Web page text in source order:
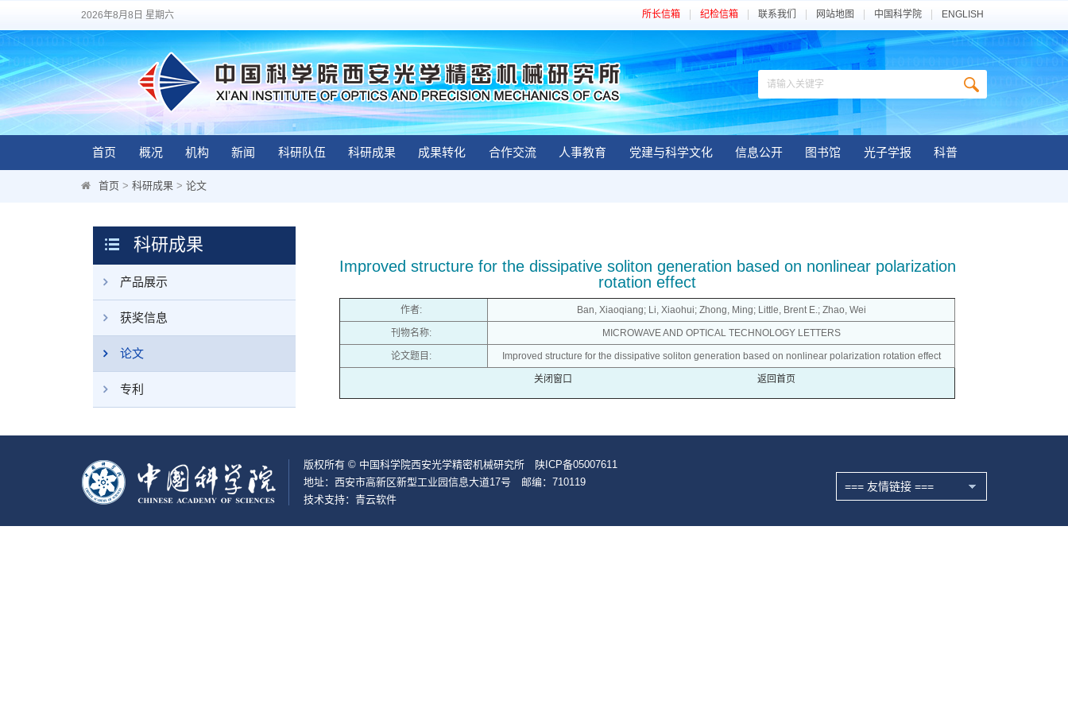
2026年8月8日 星期六 所长信箱 纪检信箱 联系我们 网站地图 中国科学院 ENGLISH
首页 概况 机构 新闻 科研队伍 科研成果 成果转化 合作交流 人事教育 党建与科学文化 信息公开 图书馆 光子学报 科普
首页 > 科研成果 > 论文
科研成果
产品展示
获奖信息
论文
专利
Improved structure for the dissipative soliton generation based on nonlinear polarization
rotation effect
作者: Ban, Xiaoqiang; Li, Xiaohui; Zhong, Ming; Little, Brent E.; Zhao, Wei
刊物名称: MICROWAVE AND OPTICAL TECHNOLOGY LETTERS
论文题目: Improved structure for the dissipative soliton generation based on nonlinear polarization rotation effect
关闭窗口 返回首页
版权所有 © 中国科学院西安光学精密机械研究所 陕ICP备05007611
地址：西安市高新区新型工业园信息大道17号 邮编：710119
技术支持： 青云软件
=== 友情链接 ===